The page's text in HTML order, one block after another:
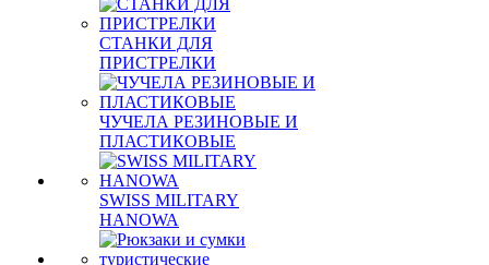
СТАНКИ ДЛЯ
ПРИСТРЕЛКИ
ЧУЧЕЛА РЕЗИНОВЫЕ И
ПЛАСТИКОВЫЕ
SWISS MILITARY
HANOWA